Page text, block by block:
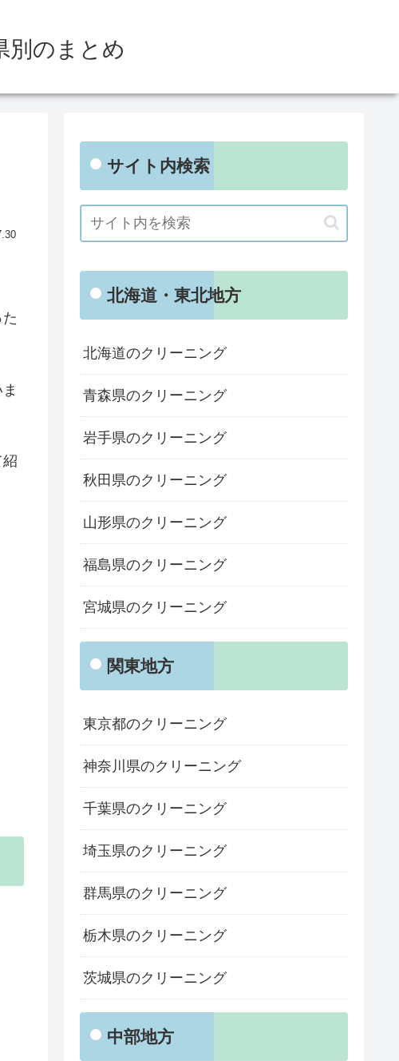
別のまとめ
サイト内検索
北海道・東北地方
北海道のクリーニング
青森県のクリーニング
岩手県のクリーニング
秋田県のクリーニング
山形県のクリーニング
福島県のクリーニング
宮城県のクリーニング
関東地方
東京都のクリーニング
神奈川県のクリーニング
千葉県のクリーニング
埼玉県のクリーニング
群馬県のクリーニング
栃木県のクリーニング
茨城県のクリーニング
中部地方